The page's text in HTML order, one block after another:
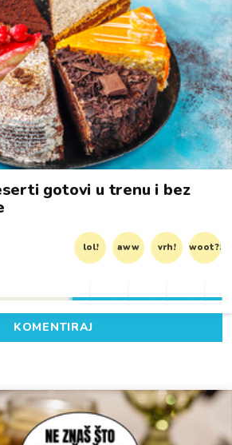
gotovi u trenu i bez
lol! aww vrh! woot?!
KOMENTIRAJ